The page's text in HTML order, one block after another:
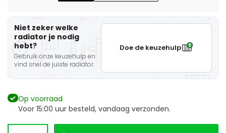
Niet zeker welke
radiator je nodig
hebt?
Gebruik onze keuzehulp en
vind snel de juiste radiator.
Doe de keuzehulp
Op voorraad
Voor 15:00 uur besteld, vandaag verzonden.